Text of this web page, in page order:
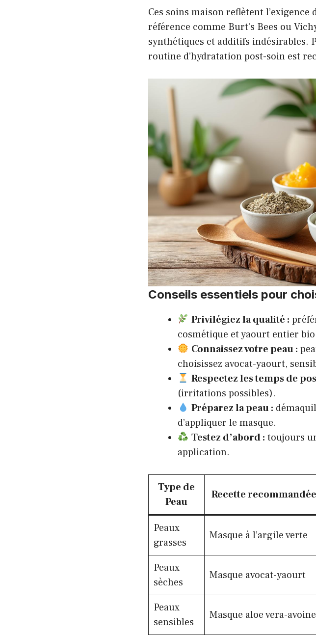
Ces soins maison reflètent
référence comme Burt’s Bees ou
synthétiques et additifs indésirables.
routine d’hydratation post-soin est
Conseils essentiels pour
Privilégiez la qualité :
cosmétique et yaourt entier
Connaissez votre peau :
choisissez avocat-yaourt,
Respectez les temps de
(irritations possibles).
Préparez la peau :
d’appliquer le masque.
Testez d’abord : toujours
application.
Type de
Peau
Recette recommandée
Peaux
grasses
Masque à l’argile verte
Peaux
sèches
Masque avocat-yaourt
Peaux
sensibles
Masque aloe vera-avoine